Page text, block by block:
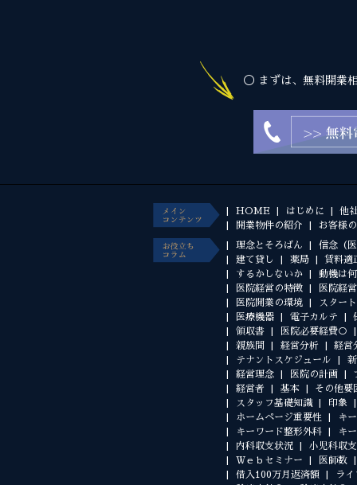
◯ まずは、無料開業
HOME はじめに
他
開業物件の紹介
お客様
理念とそろばん
信念（
建て貸し
薬局
賃料適
するかしないか
動機は
医院経営の特徴
医院経
医院開業の環境
スター
医療機器
電子カルテ
領収書
医院必要経費○
親族間
経営分析
経営
テナントスケジュール
経営理念
医院の計画
経営者
基本
その他要
スタッフ基礎知識
印象
ホームページ重要性
キ
キーワード整形外科
キ
内科収支状況
小児科収
Ｗｅｂセミナー
医師数
借入100万月返済額
ラ